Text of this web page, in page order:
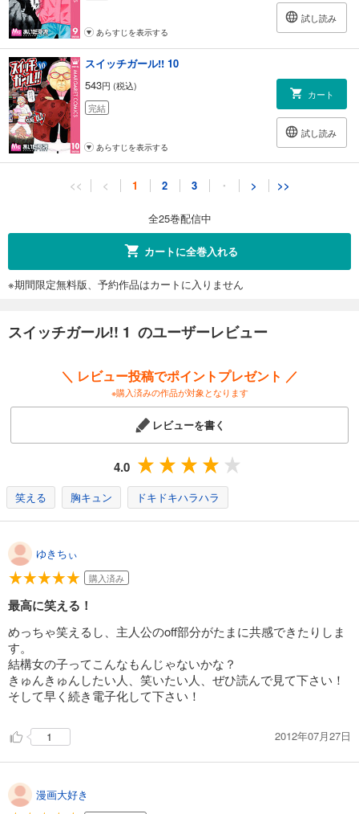
試し読み
あらすじを表示する
スイッチガール!! 10
543円 (税込)
完結
カート
試し読み
あらすじを表示する
スイッチガール!! 11
あらすじを表示する
スイッチガール!! 12
完結
あらすじを表示する
スイッチガール!! 13
円 (税込)
あらすじを表示する
スイッチガール!! 14
スイッチガール!! 15
543 円 (税込)
完結
<< < 1 2 3 ・ > >>
全25巻配信中
カートに全巻入れる
※期間限定無料版、予約作品はカートに入りません
スイッチガール!! 1 のユーザーレビュー
＼ レビュー投稿でポイントプレゼント ／
※購入済みの作品が対象となります
レビューを書く
4.0
笑える 胸キュン ドキドキハラハラ
ゆきちぃ
購入済み
最高に笑える！
めっちゃ笑えるし、主人公のoff部分がたまに共感できたりしま
す。
結構女の子ってこんなもんじゃないかな？
きゅんきゅんしたい人、笑いたい人、ぜひ読んで見て下さい！
そして早く続き電子化して下さい！
1 2012年07月27日
漫画大好き